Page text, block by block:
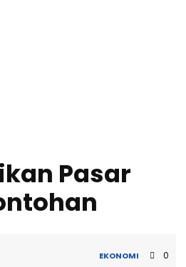
Pasar
EKONOMI 0